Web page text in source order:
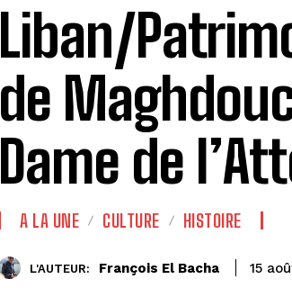
Liban/
de
Dame de
A LA UNE CULTURE HISTOIRE
L'AUTEUR: François El Bacha 15